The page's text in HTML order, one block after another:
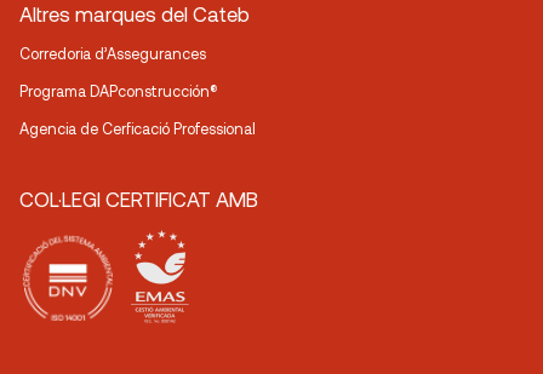
Altres marques del Cateb
Corredoria d’Assegurances
Programa DAPconstrucción®
Agencia de Cerficació Professional
COL·LEGI CERTIFICAT AMB